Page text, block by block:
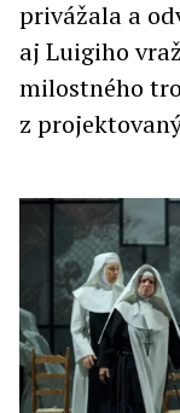
privážala a
aj Luigiho
milostného
z